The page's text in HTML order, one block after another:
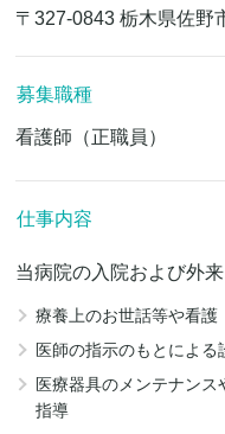
〒327-0843 栃木県佐
募集職種
看護師（正職員）
仕事内容
当病院の入院および外
療養上のお世話等や看護
医師の指示のもとによる
医療器具のメンテナン
指導